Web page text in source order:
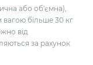
або об'ємна),
вагою більше 30 кг
від
за рахунок